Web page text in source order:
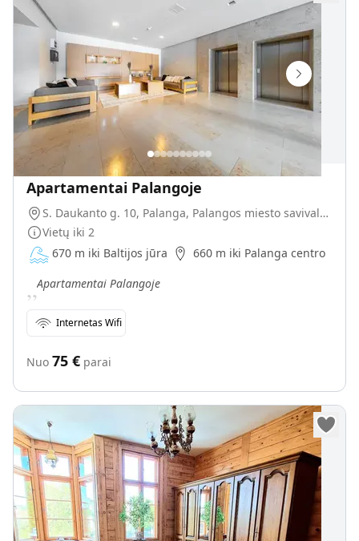
Apartamentai Palangoje
S. Daukanto g. 10, Palanga, Palangos miesto savivaldybė, Lietuva
Vietų iki 2
670 m iki Baltijos jūra
660 m iki Palanga centro
„Apartamentai Palangoje
Internetas Wifi
Nuo 75 € parai